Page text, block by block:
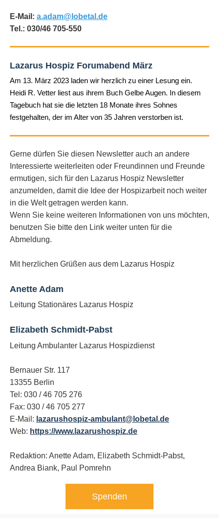
E-Mail: a.adam@lobetal.de
Tel.: 030/46 705-550
Lazarus Hospiz Forumabend März
Am 13. März 2023 laden wir herzlich zu einer Lesung ein.
Heidi R. Vetter liest aus ihrem Buch Gelbe Augen. In diesem
Tagebuch hat sie die letzten 18 Monate ihres Sohnes
festgehalten, der im Alter von 35 Jahren verstorben ist.
Gerne dürfen Sie diesen Newsletter auch an andere
Interessierte weiterleiten oder Freundinnen und Freunde
ermutigen, sich für den Lazarus Hospiz Newsletter
anzumelden, damit die Idee der Hospizarbeit noch weiter
in die Welt getragen werden kann.
Wenn Sie keine weiteren Informationen von uns möchten,
benutzen Sie bitte den Link weiter unten für die
Abmeldung.
Mit herzlichen Grüßen aus dem Lazarus Hospiz
Anette Adam
Leitung Stationäres Lazarus Hospiz
Elizabeth Schmidt-Pabst
Leitung Ambulanter Lazarus Hospizdienst
Bernauer Str. 117
13355 Berlin
Tel: 030 / 46 705 276
Fax: 030 / 46 705 277
E-Mail: lazarushospiz-ambulant@lobetal.de
Web: https://www.lazarushospiz.de
Redaktion: Anette Adam, Elizabeth Schmidt-Pabst,
Andrea Biank, Paul Pomrehn
Spenden